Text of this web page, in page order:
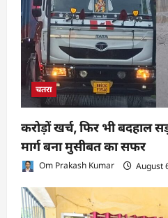
चतरा
करोड़ों खर्च, फिर भी बदहाल
मार्ग बना मुसीबत का सफर
Om Prakash Kumar August